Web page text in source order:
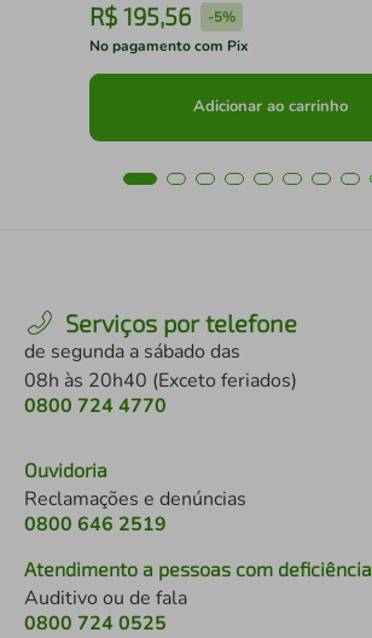
R$ 195,56 -5%
No pagamento com Pix
Adicionar ao carrinho
Serviços por telefone
de segunda a sábado das
08h às 20h40 (Exceto feriados)
0800 724 4770
Ouvidoria
Reclamações e denúncias
0800 646 2519
Atendimento a pessoas com deficiência
Auditivo ou de fala
0800 724 0525